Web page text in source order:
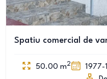
Spatiu comercial de
50.00 m2 1977-